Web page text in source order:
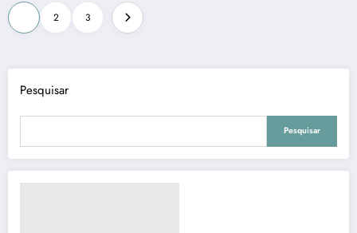
Paginação
dos
conteúdos
2 3
Pesquisar
Pesquisar